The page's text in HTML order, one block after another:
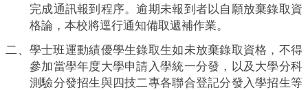
完成通訊報到程序。逾期未報到者以自願放棄錄取資
格論，本校將逕行通知備取遞補作業。
二、學士班運動績優學生錄取生如未放棄錄取資格，不得
參加當學年度大學申請入學統一分發，以及大學分科
測驗分發招生與四技二專各聯合登記分發入學招生等